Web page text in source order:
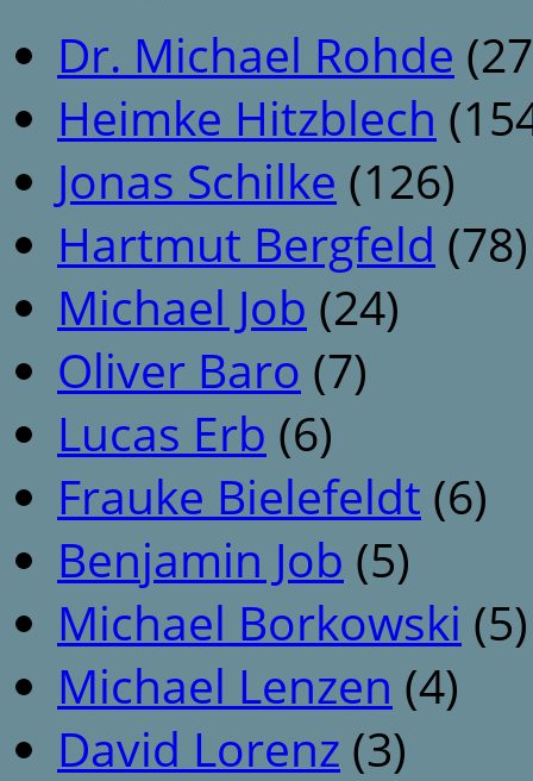
Dr. Michael Rohde
Heimke Hitzblech
Jonas Schilke (126)
Hartmut Bergfeld (78)
Michael Job (24)
Oliver Baro (7)
Lucas Erb (6)
Frauke Bielefeldt (6)
Benjamin Job (5)
Michael Borkowski (5)
Michael Lenzen (4)
David Lorenz (3)